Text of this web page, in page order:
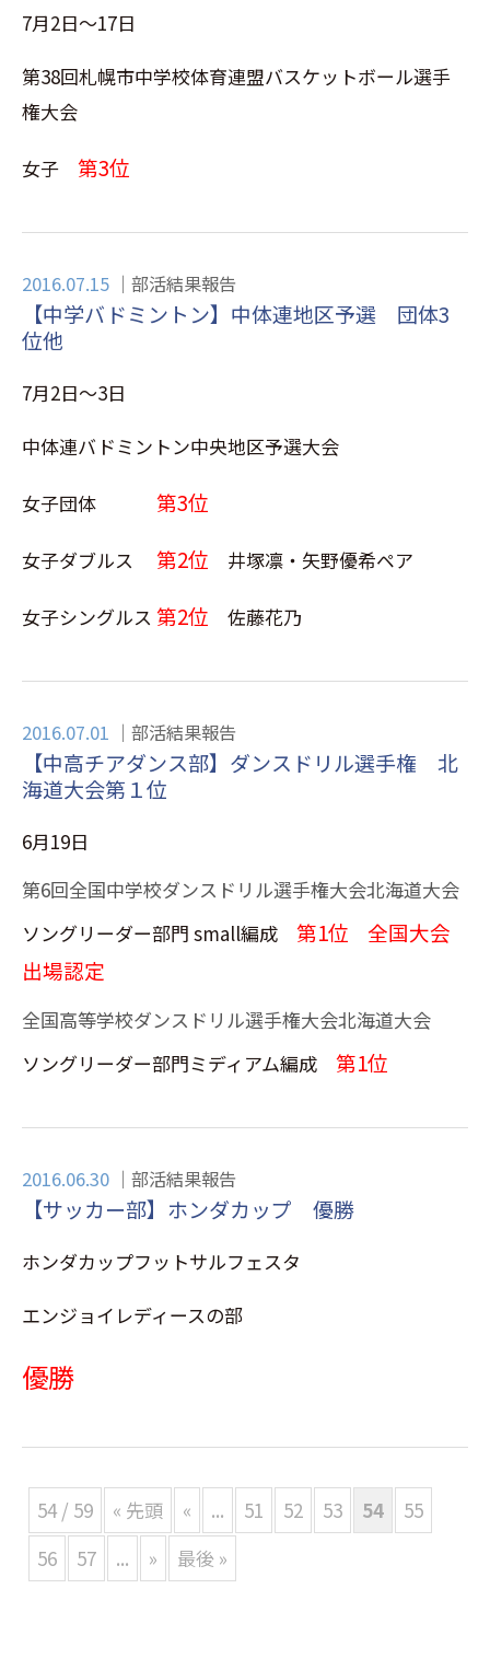
7月2日～17日
第38回札幌市中学校体育連盟バスケットボール選手
権大会
女子 第3位
2016.07.15 部活結果報告
【中学バドミントン】中体連地区予選 団体3
位他
7月2日～3日
中体連バドミントン中央地区予選大会
女子団体 第3位
女子ダブルス 第2位 井塚凛・矢野優希ペア
女子シングルス 第2位 佐藤花乃
2016.07.01 部活結果報告
【中高チアダンス部】ダンスドリル選手権 北
海道大会第１位
6月19日
第6回全国中学校ダンスドリル選手権大会北海道大会
ソングリーダー部門 small編成 第1位
全国大会
出場認定
全国高等学校ダンスドリル選手権大会北海道大会
ソングリーダー部門ミディアム編成 第1位
2016.06.30 部活結果報告
【サッカー部】ホンダカップ 優勝
ホンダカップフットサルフェスタ
エンジョイレディースの部
優勝
54 / 59 « 先頭 « ... 51 52 53 54
55
56
57 ... » 最後 »